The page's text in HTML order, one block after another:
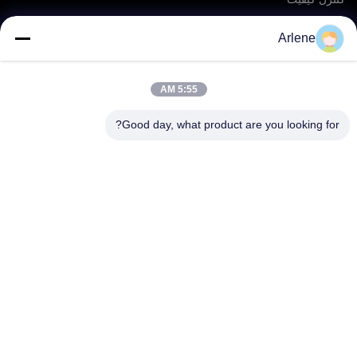
سرویس OEM/ODM
رویدادها و اخبار
دانلود کنید
Arlene
5:55 AM
Good day, what product are you looking for?